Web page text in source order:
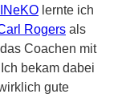
INeKO lernte ich
Rogers als
Coachen mit
bekam dabei
gute